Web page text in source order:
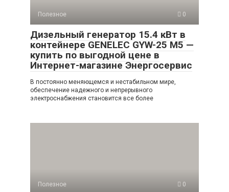
Полезное 0
Дизельный генератор 15.4 кВт в
контейнере GENELEC GYW-25 M5 —
купить по выгодной цене в
Интернет-магазине Энергосервис
В постоянно меняющемся и нестабильном мире,
обеспечение надежного и непрерывного
электроснабжения становится все более
Полезное 0